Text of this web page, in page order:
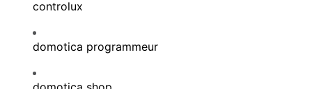
controlux
domotica programmeur